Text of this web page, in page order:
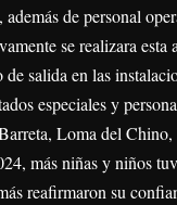
además de personal
se realizara
de salida en las
especiales y
Loma del
más niñas y niños
reafirmaron su